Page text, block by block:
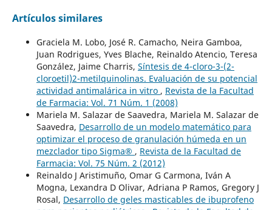
Artículos similares
Graciela M. Lobo, José R. Camacho, Neira Gamboa,
Juan Rodrigues, Yves Blache, Reinaldo Atencio, Teresa
González, Jaime Charris, Síntesis de 4-cloro-3-(2-
cloroetil)2-metilquinolinas. Evaluación de su potencial
actividad antimalárica in vitro , Revista de la Facultad
de Farmacia: Vol. 71 Núm. 1 (2008)
Mariela M. Salazar de Saavedra, Mariela M. Salazar de
Saavedra, Desarrollo de un modelo matemático para
optimizar el proceso de granulación húmeda en un
mezclador tipo Sigma® , Revista de la Facultad de
Farmacia: Vol. 75 Núm. 2 (2012)
Reinaldo J Aristimuño, Omar G Carmona, Iván A
Mogna, Lexandra D Olivar, Adriana P Ramos, Gregory J
Rosal, Desarrollo de geles masticables de ibuprofeno